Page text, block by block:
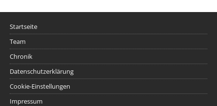
Startseite
Team
Chronik
Datenschutzerklärung
Cookie-Einstellungen
Impressum